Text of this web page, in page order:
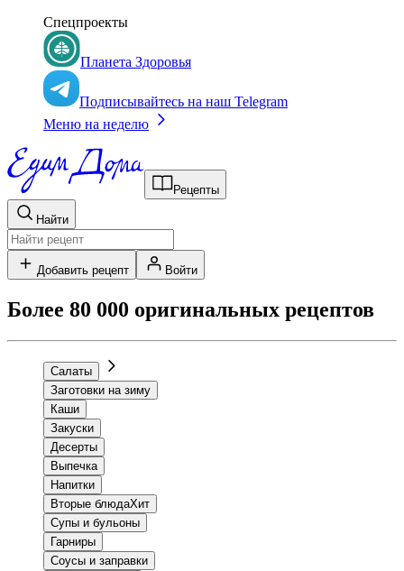
Спецпроекты
Планета Здоровья
Подписывайтесь на наш Telegram
Меню на неделю
Рецепты
Найти
Добавить рецепт Войти
Более 80 000 оригинальных рецептов
Салаты
Заготовки на зиму
Каши
Закуски
Десерты
Выпечка
Напитки
Вторые блюдаХит
Супы и бульоны
Гарниры
Соусы и заправки